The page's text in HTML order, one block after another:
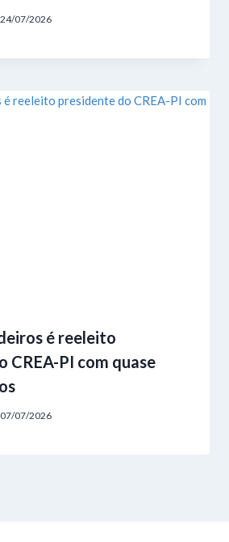
24/07/2026
é reeleito
CREA-PI com quase
07/07/2026